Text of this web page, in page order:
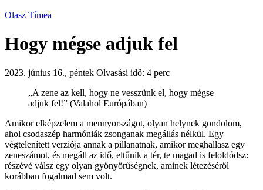
Olasz Tímea
Hogy mégse adjuk fel
2023. június 16., péntek Olvasási idő: 4 perc
„A zene az kell, hogy ne vesszünk el, hogy mégse
adjuk fel!” (Valahol Európában)
Amikor elképzelem a mennyországot, olyan helynek gondolom,
ahol csodaszép harmóniák zsonganak megállás nélkül. Egy
végtelenített verziója annak a pillanatnak, amikor meghallasz egy
zeneszámot, és megáll az idő, eltűnik a tér, te magad is feloldódsz:
részévé válsz egy olyan gyönyörűségnek, aminek létezéséről
korábban fogalmad sem volt.